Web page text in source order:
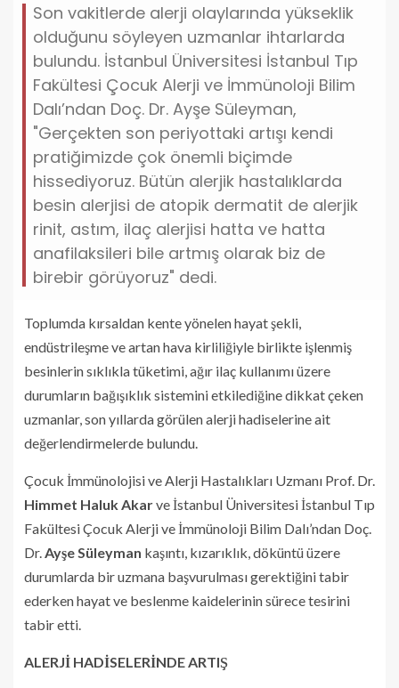
Son vakitlerde alerji olaylarında yükseklik
olduğunu söyleyen uzmanlar ihtarlarda
bulundu. İstanbul Üniversitesi İstanbul Tıp
Fakültesi Çocuk Alerji ve İmmünoloji Bilim
Dalı’ndan Doç. Dr. Ayşe Süleyman,
"Gerçekten son periyottaki artışı kendi
pratiğimizde çok önemli biçimde
hissediyoruz. Bütün alerjik hastalıklarda
besin alerjisi de atopik dermatit de alerjik
rinit, astım, ilaç alerjisi hatta ve hatta
anafilaksileri bile artmış olarak biz de
birebir görüyoruz" dedi.
Toplumda kırsaldan kente yönelen hayat şekli,
endüstrileşme ve artan hava kirliliğiyle birlikte işlenmiş
besinlerin sıklıkla tüketimi, ağır ilaç kullanımı üzere
durumların bağışıklık sistemini etkilediğine dikkat çeken
uzmanlar, son yıllarda görülen alerji hadiselerine ait
değerlendirmelerde bulundu.
Çocuk İmmünolojisi ve Alerji Hastalıkları Uzmanı Prof. Dr.
Himmet Haluk Akarve İstanbul Üniversitesi İstanbul Tıp
Fakültesi Çocuk Alerji ve İmmünoloji Bilim Dalı’ndan Doç.
Dr. Ayşe Süleyman kaşıntı, kızarıklık, döküntü üzere
durumlarda bir uzmana başvurulması gerektiğini tabir
ederken hayat ve beslenme kaidelerinin sürece tesirini
tabir etti.
ALERJİ HADİSELERİNDE ARTIŞ